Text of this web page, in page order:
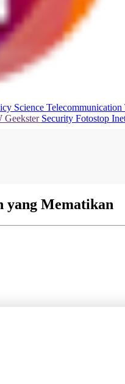
Science Telecommunication
Geekster Security Fotostop
yang Mematikan